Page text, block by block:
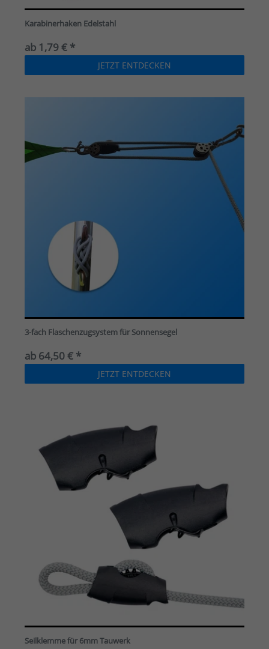
Karabinerhaken Edelstahl
ab 1,79 € *
JETZT ENTDECKEN
3-fach Flaschenzugsystem für Sonnensegel
ab 64,50 € *
JETZT ENTDECKEN
Seilklemme für 6mm Tauwerk